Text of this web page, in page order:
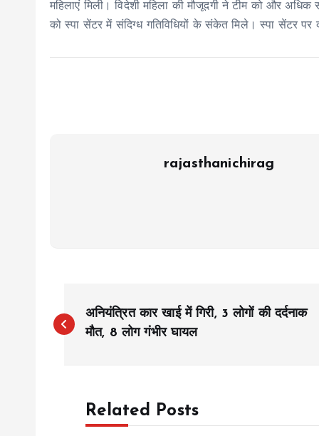
महिलाएं मिली। विदेशी महिला की मौजूदगी ने टीम को और
को स्पा सेंटर में संदिग्ध गतिविधियों के संकेत मिले। स्पा सेंटर
rajasthanichirag
o
अनियंत्रित कार खाई में गिरी, 3 लोगों की दर्दनाक
मौत, 8 लोग गंभीर घायल
Related Posts